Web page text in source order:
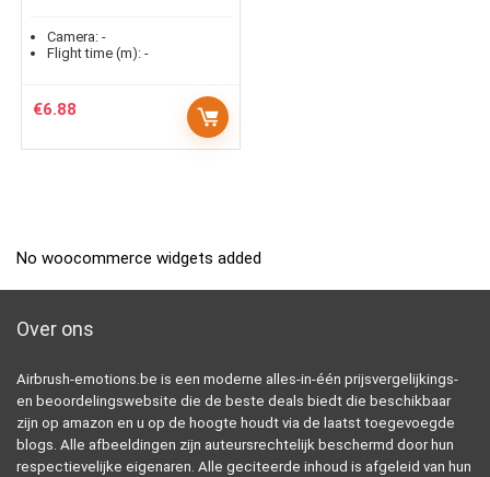
Camera: -
Flight time (m): -
€6.88
No woocommerce widgets added
Over ons
Airbrush-emotions.be is een moderne alles-in-één prijsvergelijkings-
en beoordelingswebsite die de beste deals biedt die beschikbaar
zijn op amazon en u op de hoogte houdt via de laatst toegevoegde
blogs. Alle afbeeldingen zijn auteursrechtelijk beschermd door hun
respectievelijke eigenaren. Alle geciteerde inhoud is afgeleid van hun